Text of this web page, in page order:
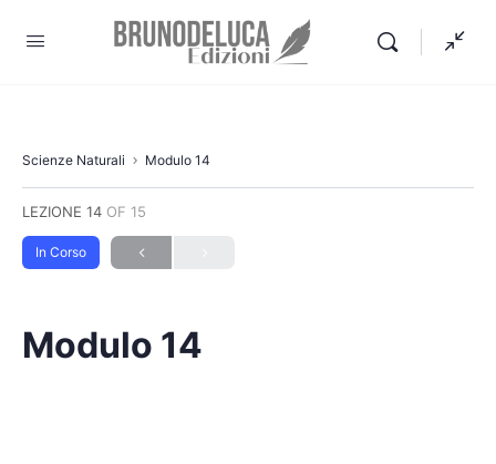
Scienze Naturali Modulo 14
LEZIONE 14 OF 15
In Corso
Modulo 14